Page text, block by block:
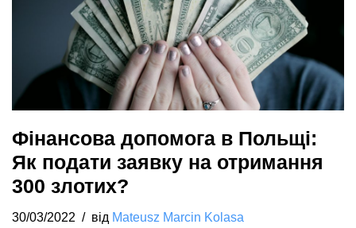
Фінансова допомога в Польщі:
Як подати заявку на отримання
300 злотих?
30/03/2022 від Mateusz Marcin Kolasa